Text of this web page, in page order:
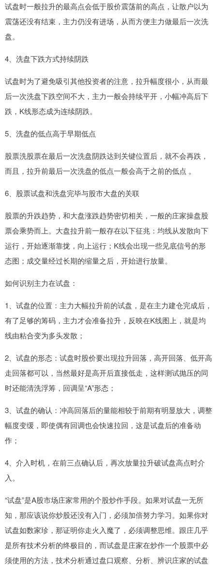
试盘时一般拉升的最高点会低于股价震荡前的高点，让散户以为
震荡还没有结束，主力仍没有进场，从而方便主力做最后一次洗
盘。
4、洗盘下跌方式持续阴跌
试盘时为了避免吸引其他投资者的注意，拉升幅度很小，从而最
后一次洗盘下跌空间不大，主力一般会持续平开，小幅冲高后下
跌，K线形态成为连续阴跌。
5、洗盘的低点高于早期低点
股票洗股票在最后一次洗盘阴跌达到关键位置后，就不会再跌，
而且，拉升前最后一次洗盘的低点一般会高于之前的低点 。
6、股票试盘和洗盘完毕与股市大盘的关联
股票的升跌趋势，和大盘涨跌趋势密切相关，一般的庄家操盘股
票会乘势而上。大盘拉升前一般存在以下征兆：均线从发散向下
运行，开始逐渐靠拢，向上运行；K线会出现一些见底信号的形
态图；成交量经过长期的缩量之后，开始进行放量。
如何识别主力在试盘：
1、试盘的位置：主力大幅拉升前的试盘，是在主力建仓完成后，
有了足够的筹码，主力才会准备拉升，反映在K线图上，就是均
线由粘合变为多头发散；
2、试盘的形态：试盘时股价要出现拉升回落，高开回落、低开高
走回落都可以，当然最好是高开后直接低走，这样测试抛压的同
时还能清洗浮筹，回调呈“A”形态；
3、试盘的确认：冲高回落后的量能相较于前期有明显放大，调整
幅度变缓，即使偶有回调也会快速拉回，这是试盘后的准备动
作；
4、介入时机，在前三点确认后，再次放量拉升破试盘高点时介
入。
“试盘”是A股市场庄家常用的个股炒作手段。如果对试盘一无所
知，那应该说你炒股还没有入门，必须加倍努力学习。如果你对
试盘如数家珍，那证明你走火入魔了，必须调整思维。跟庄几乎
是所有技术分析的终极目的，而试盘是庄家在炒作一个股票中必
须使用的方法，技术分析通过盘口观察、分析、辨识庄家的试盘